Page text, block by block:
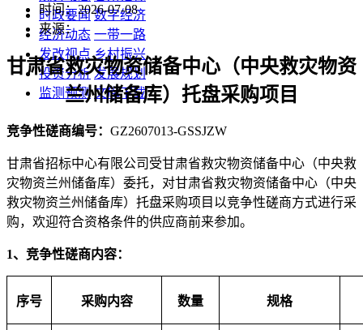
时政要闻 数字经济
经济动态 一带一路
发改视点 乡村振兴
投资分析 发展规划
监测预测 文库下载
时间：2026-07-08
来源：
甘肃省救灾物资储备中心（中央救灾物资
兰州储备库）托盘采购项目
竞争性磋商编号： GZ2607013-GSSJZW
甘肃省招标中心有限公司受甘肃省救灾物资储备中心（中央救
灾物资兰州储备库） 委托，对甘肃省救灾物资储备中心（中央
救灾物资兰州储备库）托盘采购项目 以竞争性磋商方式进行采
购，欢迎符合资格条件的供应商前来参加。
1、竞争性磋商内容：
序号 采购内容 数量 规格